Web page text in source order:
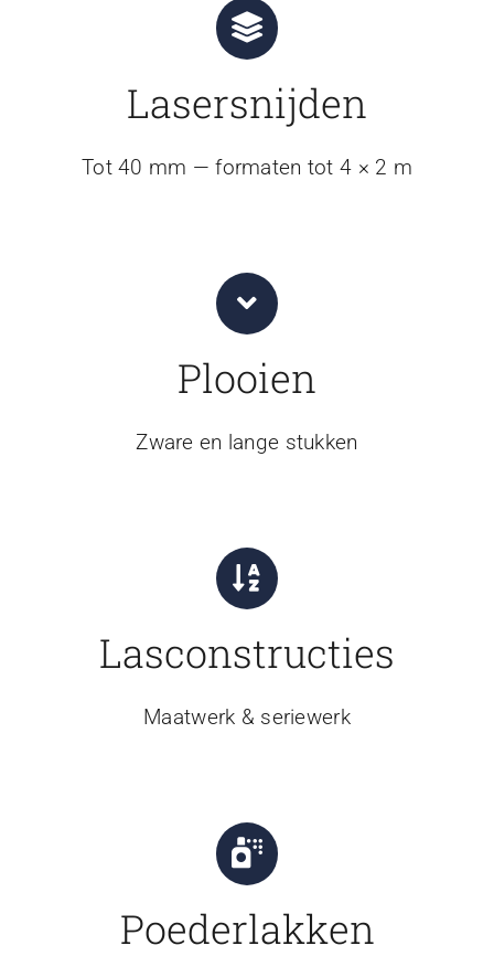
Lasersnijden
Tot 40 mm — formaten tot 4 × 2 m
Plooien
Zware en lange stukken
Lasconstructies
Maatwerk & seriewerk
Poederlakken